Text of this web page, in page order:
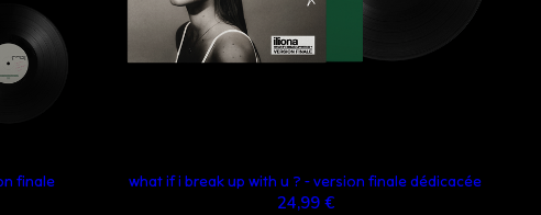
finale
what if i break up with u ? - version finale dédicacée
24,99 €